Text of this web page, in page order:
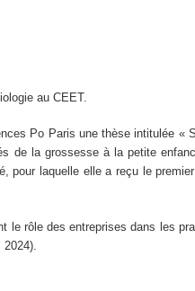
au CEET.
Po Paris une thèse intitulée «
de la grossesse à la petite
pour laquelle elle a reçu le
le rôle des entreprises dans les